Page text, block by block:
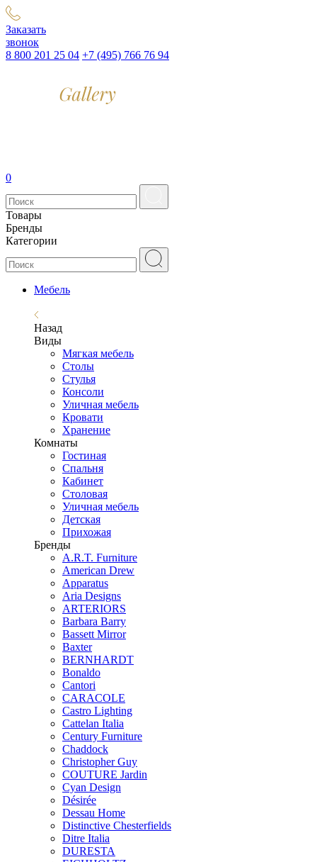
Заказать
звонок
8 800 201 25 04 +7 (495) 766 76 94
0
Товары
Бренды
Категории
Мебель
Назад
Виды
Мягкая мебель
Столы
Стулья
Консоли
Уличная мебель
Кровати
Хранение
Комнаты
Гостиная
Спальня
Кабинет
Столовая
Уличная мебель
Детская
Прихожая
Бренды
A.R.T. Furniture
American Drew
Apparatus
Aria Designs
ARTERIORS
Barbara Barry
Bassett Mirror
Baxter
BERNHARDT
Bonaldo
Cantori
CARACOLE
Castro Lighting
Cattelan Italia
Century Furniture
Chaddock
Christopher Guy
COUTURE Jardin
Cyan Design
Désirée
Dessau Home
Distinctive Chesterfields
Ditre Italia
DURESTA